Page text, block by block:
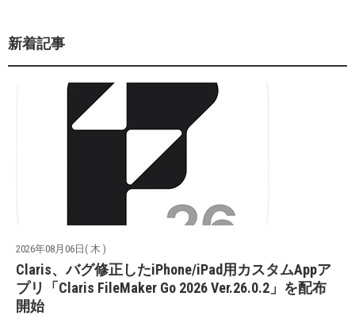
新着記事
2026年08月06日( 木 )
Claris、バグ修正したiPhone/iPad用カスタムAppア
プリ「Claris FileMaker Go 2026 Ver.26.0.2」を配布
開始